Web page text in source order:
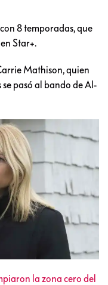
8 temporadas, que
Star+.
Mathison, quien
pasó al bando de Al-
la zona cero del